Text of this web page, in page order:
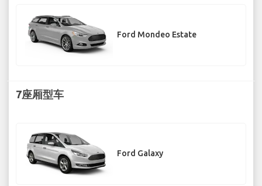
Ford Mondeo Estate
7座厢型车
Ford Galaxy